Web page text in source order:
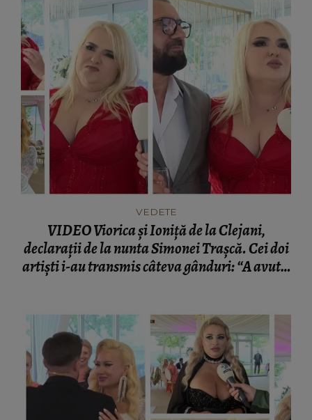
VEDETE
VIDEO Viorica și Ioniță de la Clejani,
declarații de la nunta Simonei Trașcă. Cei doi
artiști i-au transmis câteva gânduri: “A avut o